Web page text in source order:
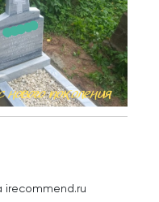
irecommend.ru